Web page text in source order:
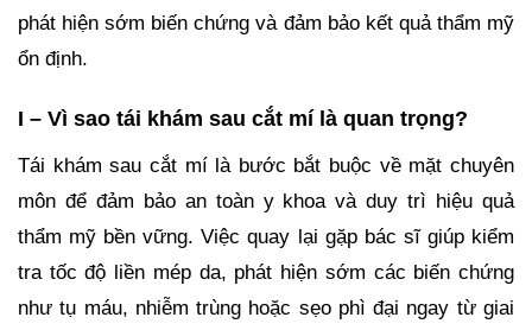
phát hiện sớm biến chứng và đảm bảo kết quả thẩm mỹ
ổn định.
I – Vì sao tái khám sau cắt mí là quan trọng?
Tái khám sau cắt mí là bước bắt buộc về mặt chuyên
môn để đảm bảo an toàn y khoa và duy trì hiệu quả
thẩm mỹ bền vững. Việc quay lại gặp bác sĩ giúp kiểm
tra tốc độ liền mép da, phát hiện sớm các biến chứng
như tụ máu, nhiễm trùng hoặc sẹo phì đại ngay từ giai